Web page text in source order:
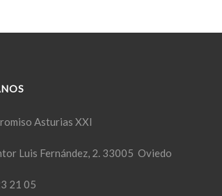
Asturias XXI
Luis Fernández, 2. 33005 Oviedo
21 05